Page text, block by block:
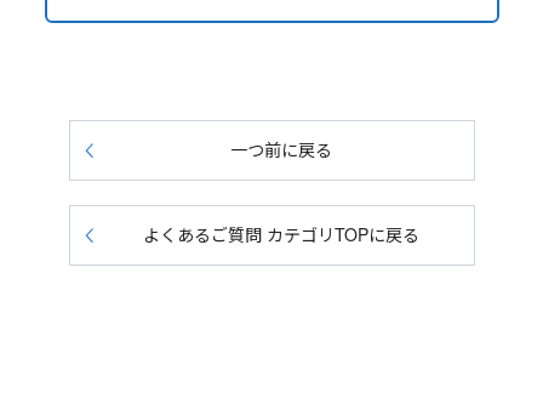
一つ前に戻る
よくあるご質問 カテゴリTOPに戻る